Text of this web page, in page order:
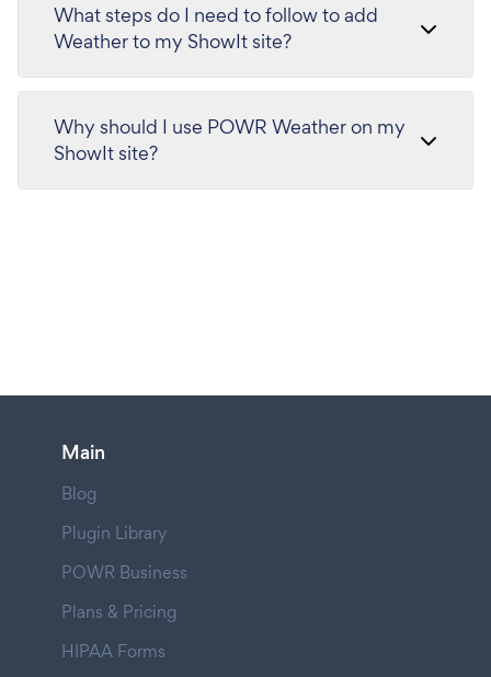
What steps do I need to follow to add
Weather to my ShowIt site?
Why should I use POWR Weather on my
ShowIt site?
Main
Blog
Plugin Library
POWR Business
Plans & Pricing
HIPAA Forms